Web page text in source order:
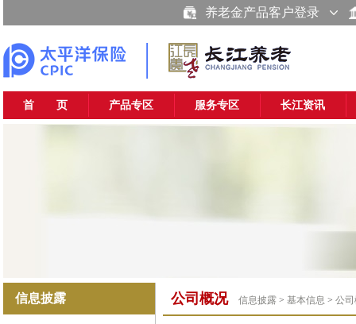
养老金产品客户登录
首 页 产品专区 服务专区 长江资讯
信息披露 公司概况 信息披露> 基本信息 > 公